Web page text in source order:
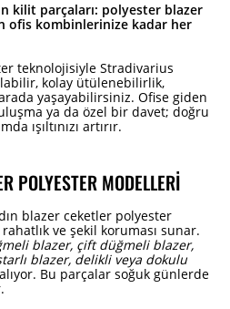
kilit parçaları: polyester blazer
ofis kombinlerinize kadar her
teknolojisiyle Stradivarius
kolay ütülenebilirlik,
yaşayabilirsiniz. Ofise giden
ya da özel bir davet; doğru
ışıltınızı artırır.
POLYESTER MODELLERI
blazer ceketler polyester
ve şekil koruması sunar.
blazer, çift düğmeli blazer,
blazer, delikli veya dokulu
Bu parçalar soğuk günlerde